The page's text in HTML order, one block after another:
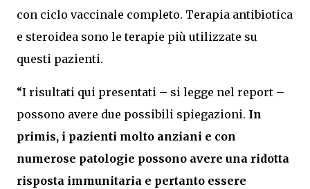
con ciclo vaccinale completo. Terapia antibiotica
e steroidea sono le terapie più utilizzate su
questi pazienti.
“I risultati qui presentati – si legge nel report –
possono avere due possibili spiegazioni. In
primis, i pazienti molto anziani e con
numerose patologie possono avere una ridotta
risposta immunitaria e pertanto essere